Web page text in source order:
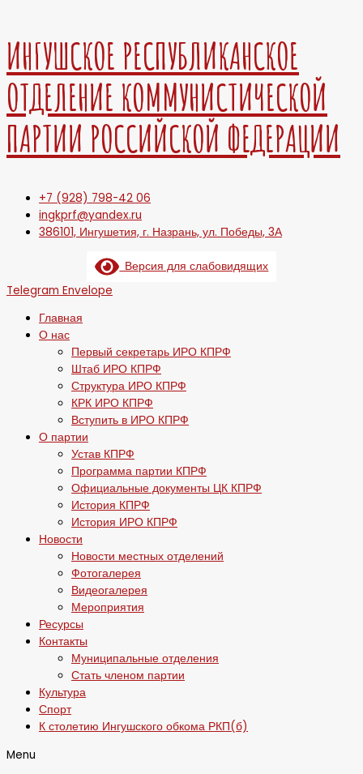
ИНГУШСКОЕ РЕСПУБЛИКАНСКОЕ
ОТДЕЛЕНИЕ КОММУНИСТИЧЕСКОЙ
ПАРТИИ РОССИЙСКОЙ ФЕДЕРАЦИИ
+7 (928) 798-42 06
ingkprf@yandex.ru
386101, Ингушетия, г. Назрань, ул. Победы, 3А
Версия для слабовидящих
Telegram Envelope
Главная
О нас
Первый секретарь ИРО КПРФ
Штаб ИРО КПРФ
Структура ИРО КПРФ
КРК ИРО КПРФ
Вступить в ИРО КПРФ
О партии
Устав КПРФ
Программа партии КПРФ
Официальные документы ЦК КПРФ
История КПРФ
История ИРО КПРФ
Новости
Новости местных отделений
Фотогалерея
Видеогалерея
Мероприятия
Ресурсы
Контакты
Муниципальные отделения
Стать членом партии
Культура
Спорт
К столетию Ингушского обкома РКП(б)
Menu